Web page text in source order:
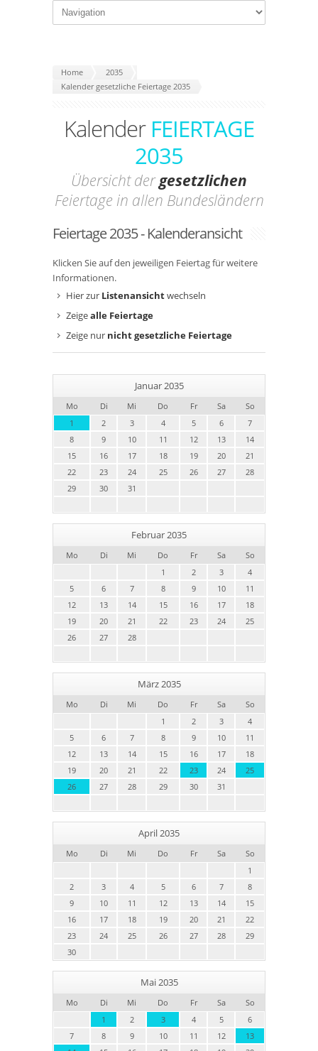
Home
2035
Kalender gesetzliche Feiertage 2035
Kalender FEIERTAGE
2035
Übersicht dergesetzlichen
Feiertage in allen Bundesländern
Feiertage 2035 - Kalenderansicht
Klicken Sie auf den jeweiligen Feiertag für weitere
Informationen.
Hier zur Listenansichtwechseln
Zeigealle Feiertage
Zeige nur nicht gesetzliche Feiertage
Januar 2035
Mo Di Mi Do Fr Sa
So
1
2 3 4 5 6
7
8
9 10 11 12 13
14
15
16 17 18 19 20
21
22
23 24 25 26 27
28
29
30 31
Februar 2035
Mo Di Mi Do Fr Sa
So
1
2 3
4
5
6 7 8 9 10
11
12
13 14 15 16 17
18
19
20 21 22 23 24
25
26
27 28
März 2035
Mo Di Mi Do Fr Sa
So
1
2 3
4
5
6 7 8 9 10
11
12
13 14 15 16 17
18
19
20 21 22 23 24
25
26
27 28 29 30 31
April 2035
Mo Di Mi Do Fr Sa
So
1
2
3 4 5 6 7
8
9
10 11 12 13 14
15
16
17 18 19 20 21
22
23
24 25 26 27 28
29
30
Mai 2035
Mo Di Mi Do Fr Sa
So
1
2 3 4 5
6
7
8 9 10 11 12
13